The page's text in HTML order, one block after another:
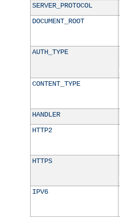
SERVER_PROTOCOL
DOCUMENT_ROOT
AUTH_TYPE
CONTENT_TYPE
HANDLER
HTTP2
HTTPS
IPV6